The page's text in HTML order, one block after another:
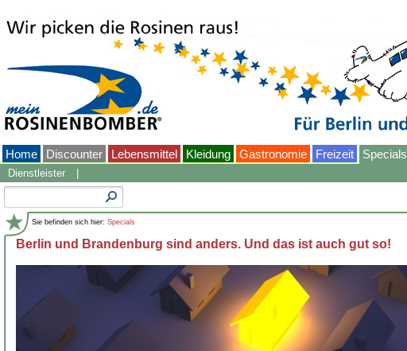
Home Discounter Lebensmittel Kleidung Gastronomie Freizeit Specials
Dienstleister
Sie befinden sich hier: Specials
Berlin und Brandenburg sind anders. Und das ist auch gut so!